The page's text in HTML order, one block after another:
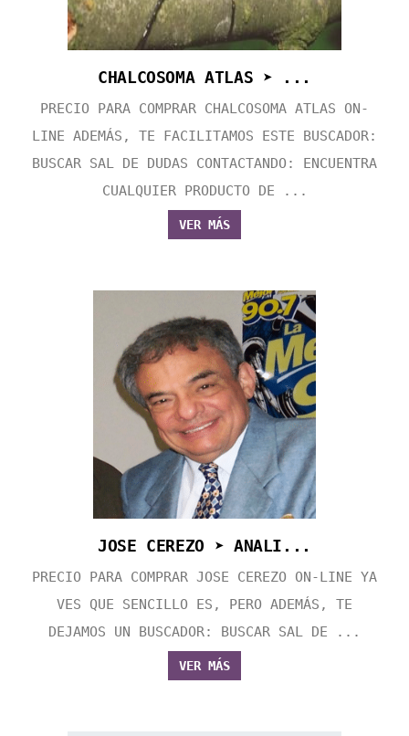
CHALCOSOMA ATLAS ➤ ...
PRECIO PARA COMPRAR CHALCOSOMA ATLAS ON-
LINE ADEMÁS, TE FACILITAMOS ESTE BUSCADOR:
BUSCAR SAL DE DUDAS CONTACTANDO: ENCUENTRA
CUALQUIER PRODUCTO DE ...
VER MÁS
JOSE CEREZO ➤ ANALI...
PRECIO PARA COMPRAR JOSE CEREZO ON-LINE YA
VES QUE SENCILLO ES, PERO ADEMÁS, TE
DEJAMOS UN BUSCADOR: BUSCAR SAL DE ...
VER MÁS